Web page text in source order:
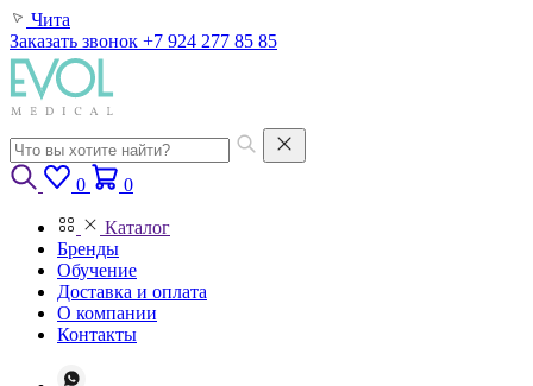
Чита
Заказать звонок +7 924 277 85 85
0 0
Каталог
Бренды
Обучение
Доставка и оплата
О компании
Контакты